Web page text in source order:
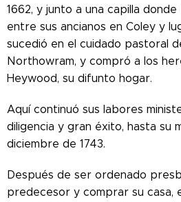
1662, y junto a una capilla donde
entre sus ancianos en Coley y
sucedió en el cuidado pastoral
Northowram, y compró a los
Heywood, su difunto hogar.
Aquí continuó sus labores
diligencia y gran éxito, hasta su
diciembre de 1743.
Después de ser ordenado
predecesor y comprar su casa,